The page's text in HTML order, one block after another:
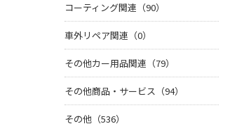
コーティング関連（90）
車外リペア関連（0）
その他カー用品関連（79）
その他商品・サービス（94）
その他（536）